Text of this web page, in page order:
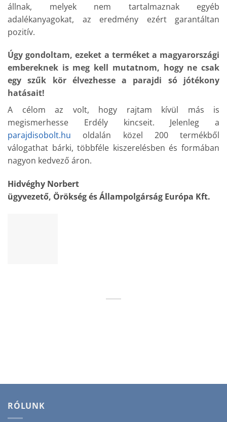
állnak, melyek nem tartalmaznak egyéb
adalékanyagokat, az eredmény ezért garantáltan
pozitív.
Úgy gondoltam, ezeket a terméket a magyarországi
embereknek is meg kell mutatnom, hogy ne csak
egy szűk kör élvezhesse a parajdi só jótékony
hatásait!
A célom az volt, hogy rajtam kívül más is
megismerhesse Erdély kincseit. Jelenleg a
parajdisobolt.hu oldalán közel 200 termékből
válogathat bárki, többféle kiszerelésben és formában
nagyon kedvező áron.
Hidvéghy Norbert
ügyvezető, Örökség és Állampolgárság Európa Kft.
RÓLUNK